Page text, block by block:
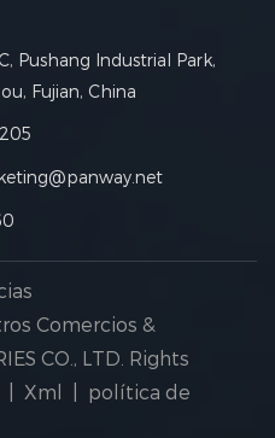
practicar cualquier deporte
acuático.
Pushang Industrial Park,
Fujian, China
Comercios &
CO., LTD. Rights
Xml
política de